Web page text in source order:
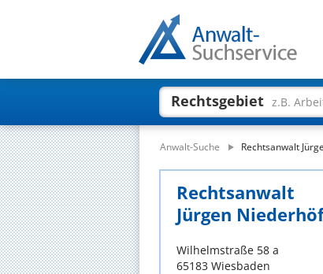
Rechtsgebiet z.B.
Anwalt-Suche Rechtsanwalt
Rechtsanwalt
Jürgen
Wilhelmstraße 58 a
65183 Wiesbaden